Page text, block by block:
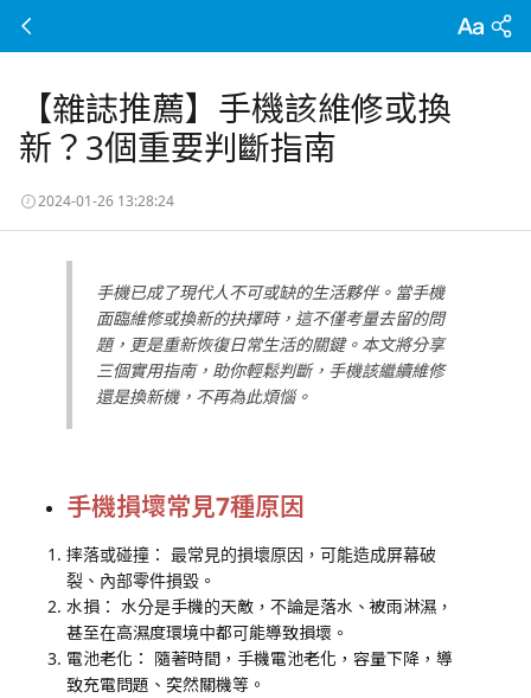
【雜誌推薦】手機該維修或換
新？3個重要判斷指南
2024-01-26 13:28:24
手機已成了現代人不可或缺的生活夥伴。當手機
面臨維修或換新的抉擇時，這不僅考量去留的問
題，更是重新恢復日常生活的關鍵。本文將分享
三個實用指南，助你輕鬆判斷，手機該繼續維修
還是換新機，不再為此煩惱。
手機損壞常見7種原因
摔落或碰撞： 最常見的損壞原因，可能造成屏幕破
裂、內部零件損毀。
水損： 水分是手機的天敵，不論是落水、被雨淋濕，
甚至在高濕度環境中都可能導致損壞。
電池老化： 隨著時間，手機電池老化，容量下降，導
致充電問題、突然關機等。